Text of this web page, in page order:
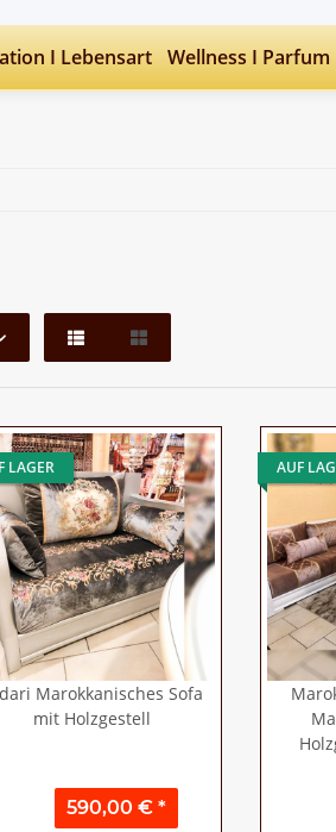
I Lebensart Wellness I Parfum
LAGER
Marokkanisches Sofa
mit Holzgestell
590,00 € *
AUF